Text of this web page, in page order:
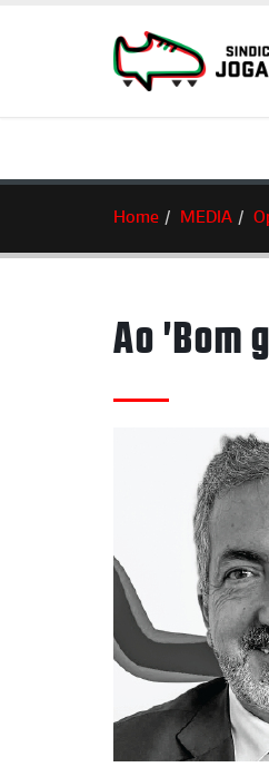
Home MEDIA
Ao 'Bom